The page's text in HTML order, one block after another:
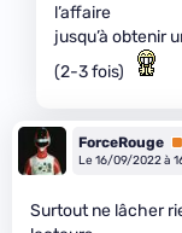
l’affaire
jusqu’à obtenir
(2-3 fois)
ForceRouge
Le 16/09/2022 à
Surtout ne lâcher